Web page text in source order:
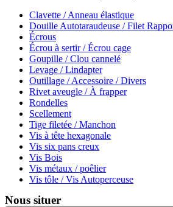
Clavette / Anneau élastique
Douille Autotaraudeuse / Filet
Écrous
Écrou à sertir / Écrou cage
Goupille / Clou cannelé
Levage / Lindapter
Outillage / Accessoire / Divers
Rivet aveugle / À frapper
Rondelles
Scellement
Tige filetée / Manchon
Vis à tête hexagonale
Vis six pans creux
Vis Bois
Vis métaux / poêlier
Vis tôle / Vis Autoperceuse
Nous situer